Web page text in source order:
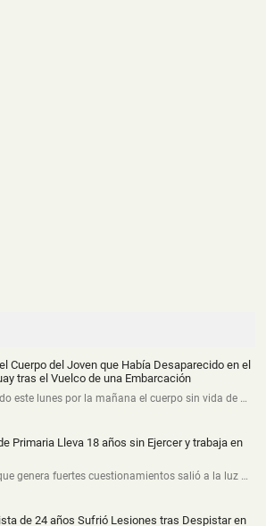
Cuerpo del Joven que Había Desaparecido en el
tras el Vuelco de una Embarcación
este lunes por la mañana el cuerpo sin vida de …
Primaria Lleva 18 años sin Ejercer y trabaja en
genera fuertes cuestionamientos salió a la luz …
de 24 años Sufrió Lesiones tras Despistar en